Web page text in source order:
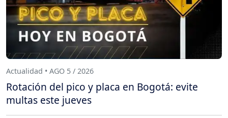
Actualidad • AGO 5 / 2026
Rotación del pico y placa en Bogotá: evite
multas este jueves